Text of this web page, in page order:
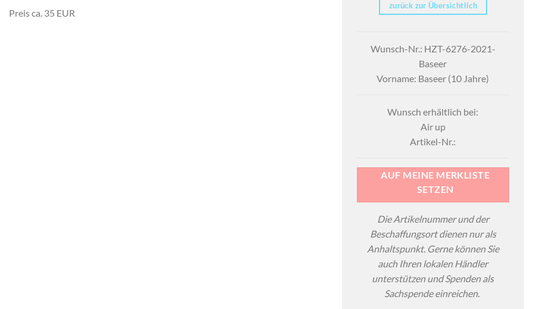
Preis ca. 35 EUR
zurück zur Übersichtlich
Wunsch-Nr.: HZT-6276-2021-
Baseer
Vorname: Baseer (10 Jahre)
Wunsch erhältlich bei:
Air up
Artikel-Nr.:
AUF MEINE MERKLISTE
SETZEN
Die Artikelnummer und der
Beschaffungsort dienen nur als
Anhaltspunkt. Gerne können Sie
auch Ihren lokalen Händler
unterstützen und Spenden als
Sachspende einreichen.